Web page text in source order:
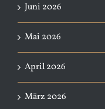
Juni 2026
Mai 2026
April 2026
März 2026